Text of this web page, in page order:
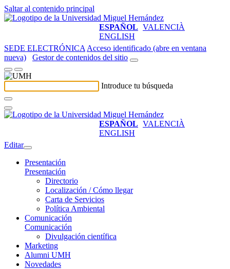
Saltar al contenido principal
ESPAÑOL VALENCIÀ
ENGLISH
SEDE ELECTRÓNICA Acceso identificado (abre en ventana
nueva)
Gestor de contenidos del sitio
Introduce tu búsqueda
ESPAÑOL VALENCIÀ
ENGLISH
Editar
Presentación
Presentación
Directorio
Localización / Cómo llegar
Carta de Servicios
Política Ambiental
Comunicación
Comunicación
Divulgación científica
Marketing
Alumni UMH
Novedades